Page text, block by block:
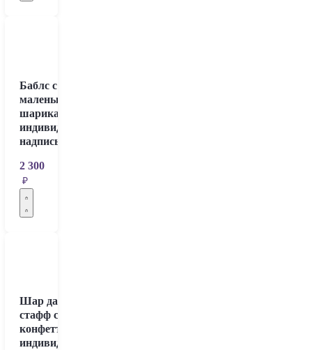
Баблс с
маленькими
шариками и
индивидуальной
надписью
2 300
₽
Шар дабл
стафф с
конфетти и
индивидуальной